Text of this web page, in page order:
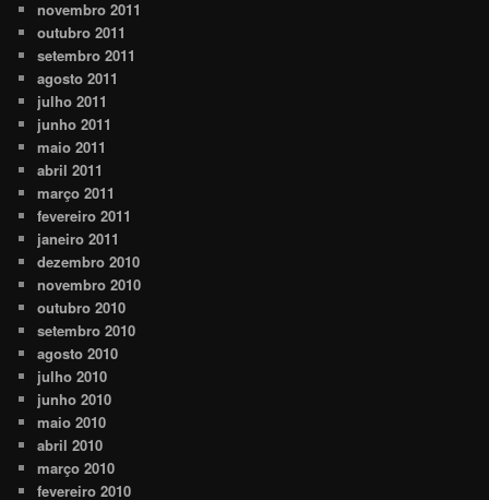
novembro 2011
outubro 2011
setembro 2011
agosto 2011
julho 2011
junho 2011
maio 2011
abril 2011
março 2011
fevereiro 2011
janeiro 2011
dezembro 2010
novembro 2010
outubro 2010
setembro 2010
agosto 2010
julho 2010
junho 2010
maio 2010
abril 2010
março 2010
fevereiro 2010